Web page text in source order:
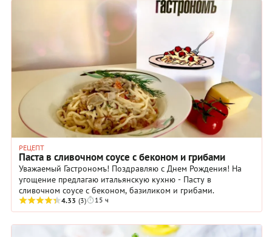
РЕЦЕПТ
Паста в сливочном соусе с беконом и грибами
Уважаемый Гастрономъ! Поздравляю с Днем Рождения! На
угощение предлагаю итальянскую кухню - Пасту в
сливочном соусе с беконом, базиликом и грибами.
4.33 (3) 15 ч